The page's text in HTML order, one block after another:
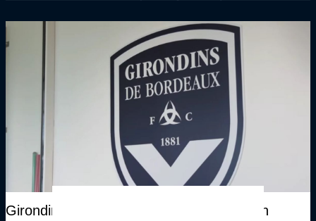
Girondins4Ever - En cas de liquidation, un